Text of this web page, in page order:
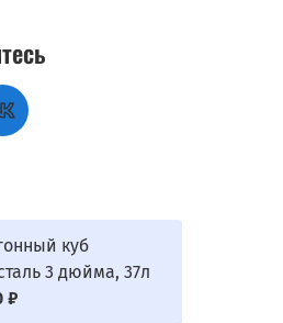
куб
3 дюйма, 37л
₽